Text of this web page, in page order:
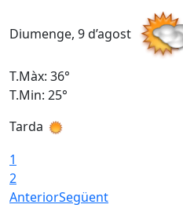
Diumenge, 9 d’agost
T.Màx: 36°
T.Min: 25°
Tarda
1
2
AnteriorSegüent